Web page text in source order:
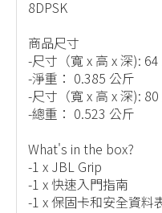
8DPSK
商品尺寸
-尺寸（寬 x 高 x 深):
-淨重： 0.385 公斤
-尺寸（寬 x 高 x 深):
-總重： 0.523 公斤
What's in the box?
-1 x JBL Grip
-1 x 快速入門指南
-1 x 保固卡和安全資料